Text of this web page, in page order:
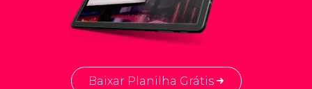
Baixar Planilha Grátis